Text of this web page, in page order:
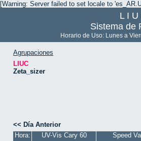
[Warning: Server failed to set locale to
L I U
Sistema de
Horario de Uso: Lunes a
Agrupaciones
LIUC
Zeta_sizer
<< Día Anterior
Hora:
UV-Vis Cary 60 Speed